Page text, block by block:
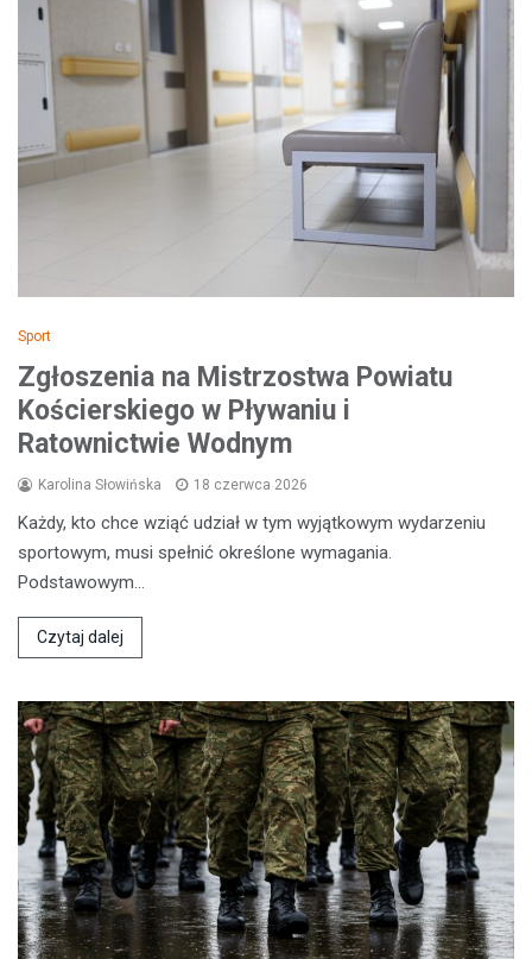
Sport
Zgłoszenia na Mistrzostwa Powiatu
Kościerskiego w Pływaniu i
Ratownictwie Wodnym
Karolina Słowińska 18 czerwca 2026
Każdy, kto chce wziąć udział w tym wyjątkowym wydarzeniu
sportowym, musi spełnić określone wymagania.
Podstawowym…
Czytaj dalej